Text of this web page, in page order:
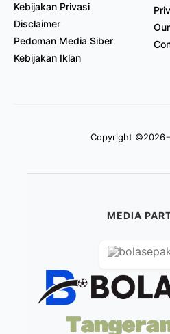
Kebijakan Privasi
Disclaimer
Pedoman Media Siber
Kebijakan Iklan
Copyright ©2026
MEDIA